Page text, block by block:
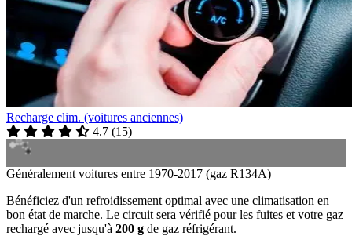
Recharge clim. (voitures anciennes)
4.7 (15)
Généralement voitures entre 1970-2017 (gaz R134A)
Bénéficiez d'un refroidissement optimal avec une climatisation en
bon état de marche. Le circuit sera vérifié pour les fuites et votre gaz
rechargé avec jusqu'à 200 g de gaz réfrigérant.